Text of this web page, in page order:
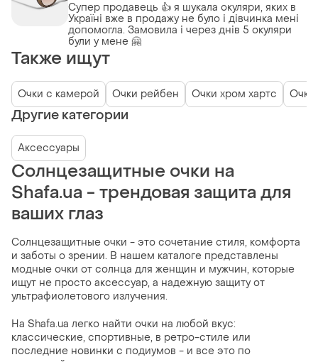
Супер продавець 👍 я шукала окуляри, яких в
Україні вже в продажу не було і дівчинка мені
допомогла. Замовила і через днів 5 окуляри
були у мене 🤗
Также ищут
Очки с камерой Очки рейбен Очки хром хартс Очки
Другие категории
Аксессуары
Солнцезащитные очки на
Shafa.ua - трендовая защита для
ваших глаз
Солнцезащитные очки - это сочетание стиля, комфорта
и заботы о зрении. В нашем каталоге представлены
модные очки от солнца для женщин и мужчин, которые
ищут не просто аксессуар, а надежную защиту от
ультрафиолетового излучения.
На Shafa.ua легко найти очки на любой вкус:
классические, спортивные, в ретро-стиле или
последние новинки с подиумов - и все это по